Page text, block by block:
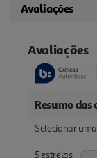
Avaliações